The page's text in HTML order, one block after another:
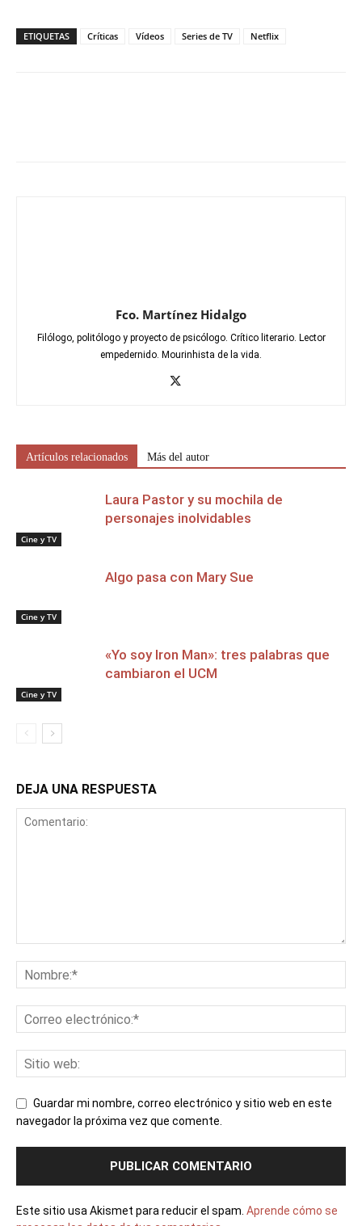
ETIQUETAS Críticas Vídeos Series de TV Netflix
Fco. Martínez Hidalgo
Filólogo, politólogo y proyecto de psicólogo. Crítico literario. Lector
empedernido. Mourinhista de la vida.
Artículos relacionados Más del autor
Cine y TV
Laura Pastor y su mochila de
personajes inolvidables
Cine y TV
Algo pasa con Mary Sue
Cine y TV
«Yo soy Iron Man»: tres palabras que
cambiaron el UCM
DEJA UNA RESPUESTA
Guardar mi nombre, correo electrónico y sitio web en este
navegador la próxima vez que comente.
Este sitio usa Akismet para reducir el spam. Aprende cómo se